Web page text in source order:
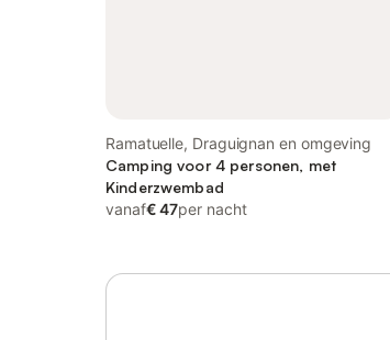
Ramatuelle, Draguignan en omgeving
Camping voor 4 personen, met
Kinderzwembad
vanaf€ 47per nacht